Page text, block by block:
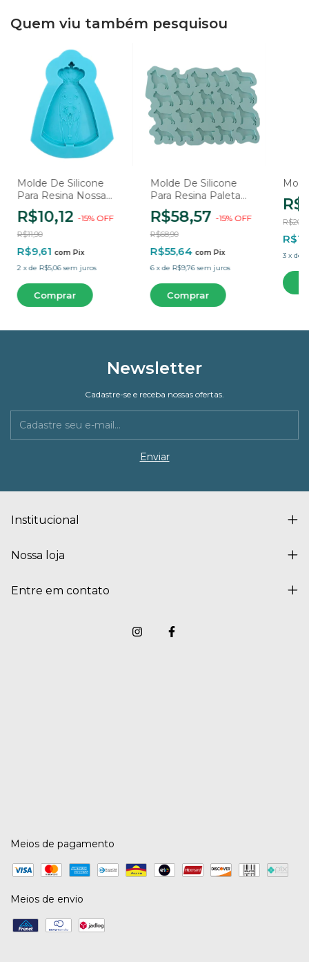
Quem viu também pesquisou
Molde De Silicone
Para Resina Nossa
Senhora Aparecida
Manto Liso - 1
Cavidade
R$10,12 -15% OFF
R$11,90
R$9,61 com Pix
2 xde R$5,06 sem juros
Molde De Silicone
Para Resina Paleta
Raças De Cachorros -
20 Cavidades
R$58,57 -15% OFF
R$68,90
R$55,64 com Pix
6 xde R$9,76 sem juros
3 x de
Newsletter
Cadastre-se e receba nossas ofertas.
Institucional
Nossa loja
Entre em contato
Meios de pagamento
Meios de envio